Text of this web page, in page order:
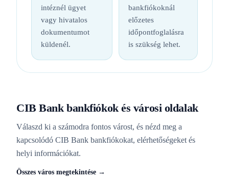
intéznél ügyet
vagy hivatalos
dokumentumot
küldenél.
bankfiókoknál
előzetes
időpontfoglalásra
is szükség lehet.
CIB Bank bankfiókok és városi oldalak
Válaszd ki a számodra fontos várost, és nézd meg a
kapcsolódó CIB Bank bankfiókokat, elérhetőségeket és
helyi információkat.
Összes város megtekintése →